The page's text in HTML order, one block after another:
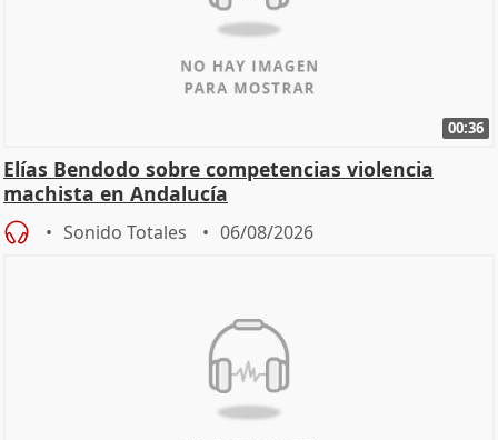
00:36
Elías Bendodo sobre competencias violencia
machista en Andalucía
Sonido Totales 06/08/2026